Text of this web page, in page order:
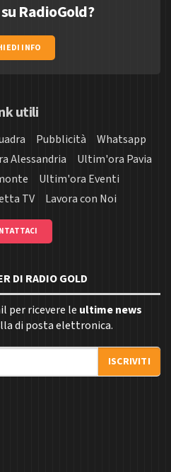
RadioGold?
INFO
utili
Pubblicità
Whatsapp
Alessandria
Ultim'ora Pavia
Ultim'ora Eventi
TV Lavora con Noi
DI RADIO GOLD
per ricevere le ultime news
di posta elettronica.
ISCRIVITI